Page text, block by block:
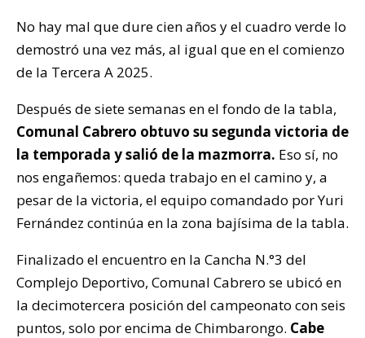
No hay mal que dure cien años y el cuadro verde lo
demostró una vez más, al igual que en el comienzo
de la Tercera A 2025.
Después de siete semanas en el fondo de la tabla,
Comunal Cabrero obtuvo su segunda victoria de
la temporada y salió de la mazmorra. Eso sí, no
nos engañemos: queda trabajo en el camino y, a
pesar de la victoria, el equipo comandado por Yuri
Fernández continúa en la zona bajísima de la tabla.
Finalizado el encuentro en la Cancha N.°3 del
Complejo Deportivo, Comunal Cabrero se ubicó en
la decimotercera posición del campeonato con seis
puntos, solo por encima de Chimbarongo. Cabe